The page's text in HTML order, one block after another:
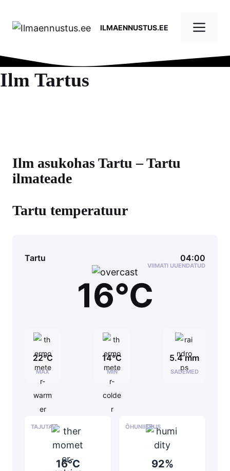
content
ILMAENNUSTUS.EE
Ilm Tartus
Ilm asukohas Tartu – Tartu
ilmateade
Tartu temperatuur
Tartu 04:00
VIIMATI UUENDATUD
16°C
22°C
MAX
14°C
MIN
5.4 mm
SADEMED
16°C
TAJUTAV
92%
ÕHUNIISKUS